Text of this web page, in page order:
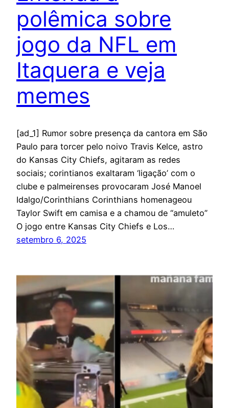
polêmica sobre
jogo da NFL em
Itaquera e veja
memes
[ad_1] Rumor sobre presença da cantora em São
Paulo para torcer pelo noivo Travis Kelce, astro
do Kansas City Chiefs, agitaram as redes
sociais; corintianos exaltaram ‘ligação’ com o
clube e palmeirenses provocaram José Manoel
Idalgo/Corinthians Corinthians homenageou
Taylor Swift em camisa e a chamou de “amuleto”
O jogo entre Kansas City Chiefs e Los…
setembro 6, 2025